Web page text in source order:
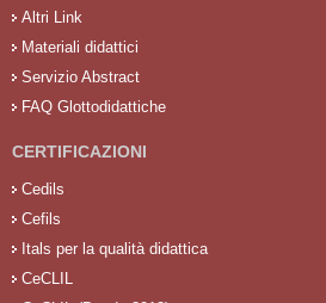
Altri Link
Materiali didattici
Servizio Abstract
FAQ Glottodidattiche
CERTIFICAZIONI
Cedils
Cefils
Itals per la qualità didattica
CeCLIL